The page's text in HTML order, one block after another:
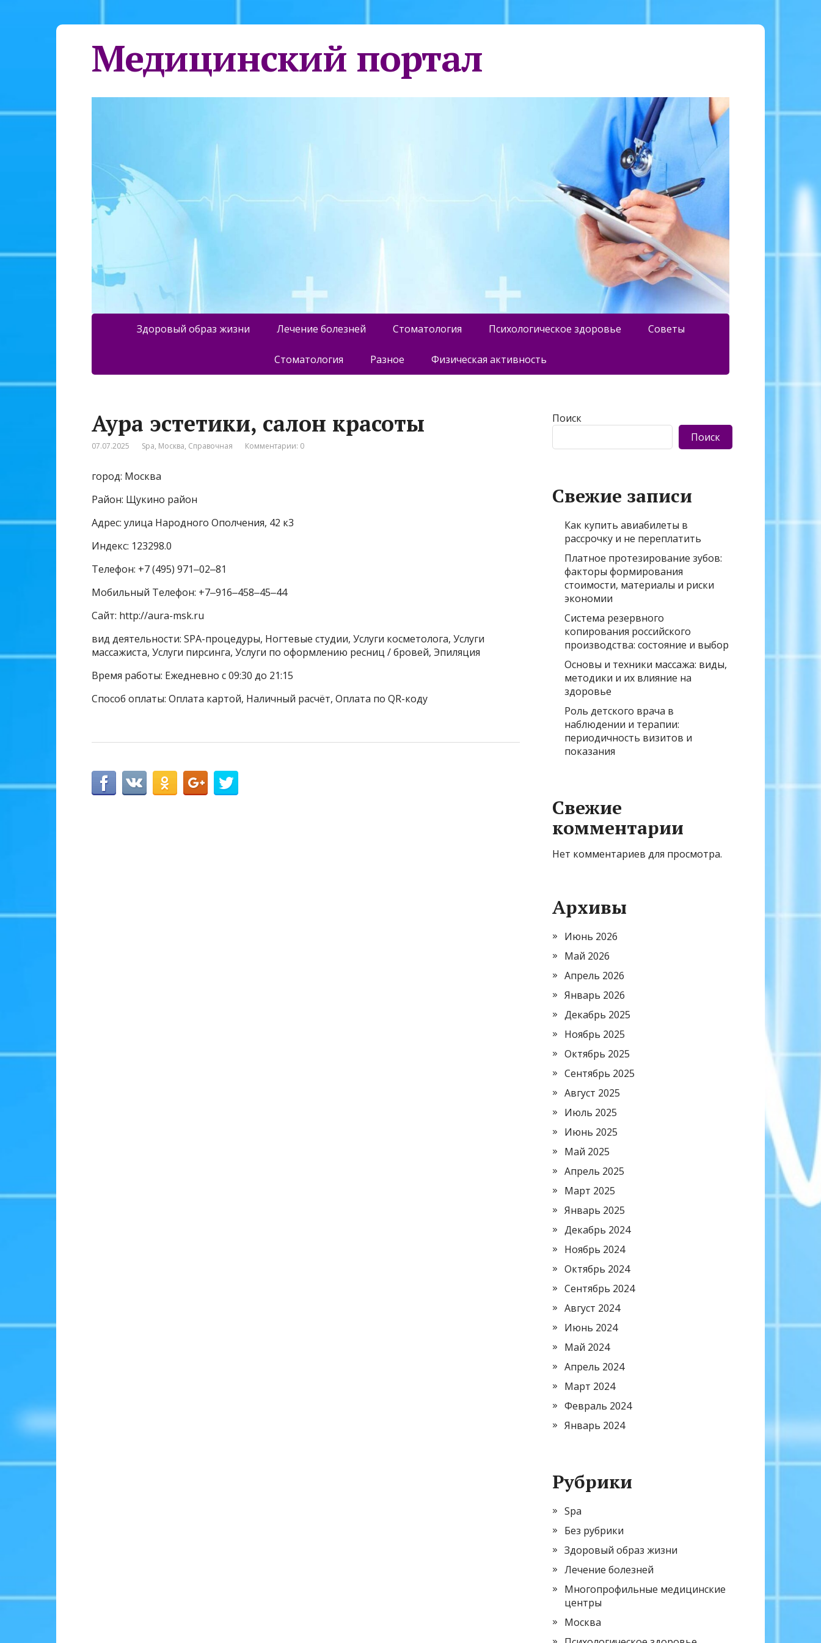
Медицинский портал
Здоровый образ жизни Лечение болезней Стоматология Психологическое здоровье Советы
Стоматология Разное Физическая активность
Аура эстетики, салон красоты
07.07.2025 Spa, Москва, Справочная Комментарии: 0
город: Москва
Район: Щукино район
Адрес: улица Народного Ополчения, 42 к3
Индекс: 123298.0
Телефон: +7 (495) 971‒02‒81
Мобильный Телефон: +7‒916‒458‒45‒44
Сайт: http://aura-msk.ru
вид деятельности: SPA-процедуры, Ногтевые студии, Услуги косметолога, Услуги
массажиста, Услуги пирсинга, Услуги по оформлению ресниц / бровей, Эпиляция
Время работы: Ежедневно с 09:30 до 21:15
Способ оплаты: Оплата картой, Наличный расчёт, Оплата по QR-коду
Поиск
Поиск
Свежие записи
Как купить авиабилеты в
рассрочку и не переплатить
Платное протезирование зубов:
факторы формирования
стоимости, материалы и риски
экономии
Система резервного
копирования российского
производства: состояние и выбор
Основы и техники массажа: виды,
методики и их влияние на
здоровье
Роль детского врача в
наблюдении и терапии:
периодичность визитов и
показания
Свежие
комментарии
Нет комментариев для просмотра.
Архивы
Июнь 2026
Май 2026
Апрель 2026
Январь 2026
Декабрь 2025
Ноябрь 2025
Октябрь 2025
Сентябрь 2025
Август 2025
Июль 2025
Июнь 2025
Май 2025
Апрель 2025
Март 2025
Январь 2025
Декабрь 2024
Ноябрь 2024
Октябрь 2024
Сентябрь 2024
Август 2024
Июнь 2024
Май 2024
Апрель 2024
Март 2024
Февраль 2024
Январь 2024
Рубрики
Spa
Без рубрики
Здоровый образ жизни
Лечение болезней
Многопрофильные медицинские
центры
Москва